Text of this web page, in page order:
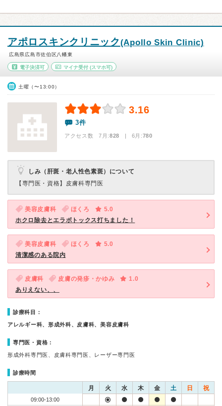
アポロスキンクリニック(Apollo Skin Clinic)
広島県広島市佐伯区八幡東
電子決済可 マイナ受付(スマホ可)
土曜（〜13:00）
3.16
3件
アクセス数 7月:828 | 6月:780
しみ（肝斑・老人性色素斑）について
【専門医・資格】 皮膚科専門医
美容皮膚科 ほくろ
5.0
ホクロ除去とエラボトックス打ちました！
美容皮膚科 ほくろ
5.0
清潔感のある院内
皮膚科 皮膚の発疹・かゆみ
1.0
ありえない、、
診療科目：
アレルギー科、形成外科、皮膚科、美容皮膚科
専門医・資格：
形成外科専門医、皮膚科専門医、レーザー専門医
診療時間
月 火 水 木 金 土 日 祝
09:00-13:00